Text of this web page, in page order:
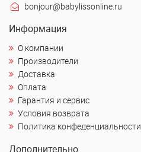
bonjour@babylissonline.ru
Информация
О компании
Производители
Доставка
Оплата
Гарантия и сервис
Условия возврата
Политика конфеденциальности
Дополнительно